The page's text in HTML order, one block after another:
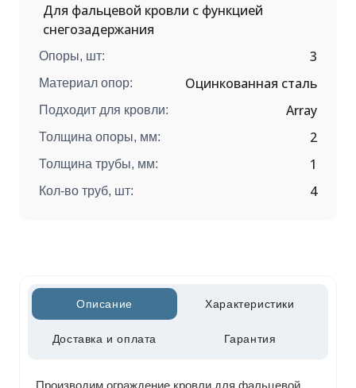
Для фальцевой кровли с функцией
снегозадержания
Опоры, шт: 3
Материал опор: Оцинкованная сталь
Подходит для кровли: Array
Толщина опоры, мм: 2
Толщина трубы, мм: 1
Кол-во труб, шт: 4
Описание Характеристики
Доставка и оплата Гарантия
Производим ограждение кровли для фальцевой